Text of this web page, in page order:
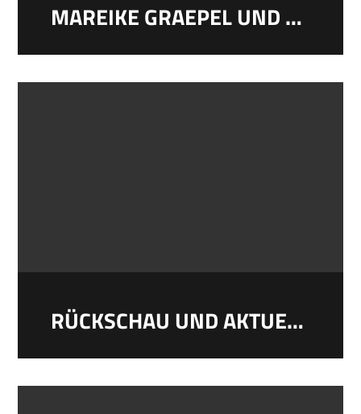
MAREIKE GRAEPEL UND CHRISTIAN DONOVAN: WEIHNACHTLICHE GESCHICHTEN UND MUSIK VON DER GRÜNEN INSEL
RÜCKSCHAU UND AKTUELLE AUSSTELLUNG: RALF THENIOR IM LITERATURHAUS